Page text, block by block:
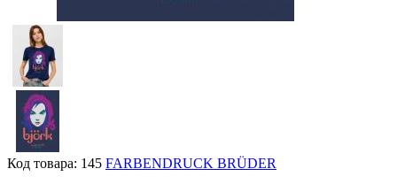
Код товара: 145 FARBENDRUCK BRÜDER